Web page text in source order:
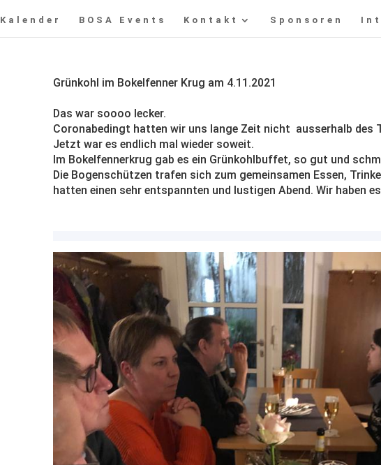
Kalender BOSA Events Kontakt Sponsoren
Grünkohl im Bokelfenner Krug am 4.11.2021
Das war soooo lecker.
Coronabedingt hatten wir uns lange Zeit nicht ausserhalb des
Jetzt war es endlich mal wieder soweit.
Im Bokelfennerkrug gab es ein Grünkohlbuffet, so gut und
Die Bogenschützen trafen sich zum gemeinsamen Essen,
hatten einen sehr entspannten und lustigen Abend. Wir haben